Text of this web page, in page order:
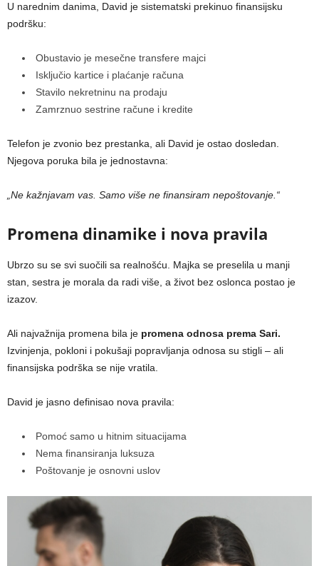
U narednim danima, David je sistematski prekinuo finansijsku
podršku:
Obustavio je mesečne transfere majci
Isključio kartice i plaćanje računa
Stavilo nekretninu na prodaju
Zamrznuo sestrine račune i kredite
Telefon je zvonio bez prestanka, ali David je ostao dosledan.
Njegova poruka bila je jednostavna:
„Ne kažnjavam vas. Samo više ne finansiram nepoštovanje.“
Promena dinamike i nova pravila
Ubrzo su se svi suočili sa realnošću. Majka se preselila u manji
stan, sestra je morala da radi više, a život bez oslonca postao je
izazov.
Ali najvažnija promena bila je promena odnosa prema Sari.
Izvinjenja, pokloni i pokušaji popravljanja odnosa su stigli – ali
finansijska podrška se nije vratila.
David je jasno definisao nova pravila:
Pomoć samo u hitnim situacijama
Nema finansiranja luksuza
Poštovanje je osnovni uslov